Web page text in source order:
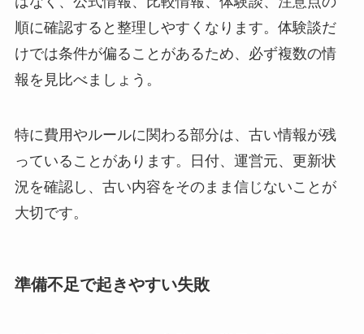
順に確認すると整理しやすくなります。体験談だ
けでは条件が偏ることがあるため、必ず複数の情
報を見比べましょう。
特に費用やルールに関わる部分は、古い情報が残
っていることがあります。日付、運営元、更新状
況を確認し、古い内容をそのまま信じないことが
大切です。
準備不足で起きやすい失敗